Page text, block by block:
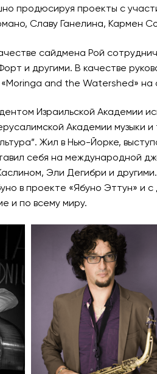
продюсируя проекты с
Славу Ганелина, Кармен
сайдмена Рой
и другими. В качестве
and the Watershed» на
Израильской Академии
Академии музыки
Жил в Нью-Йорке,
себя на международной
Эли Дегибри и
в проекте «Ябуно Эттун» и
и по всему миру.